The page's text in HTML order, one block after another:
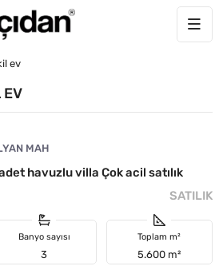
ev
EV
MAH
havuzlu villa Çok acil satılık
SATILIK
Banyo sayısı
3
Toplam m²
5.600 m²